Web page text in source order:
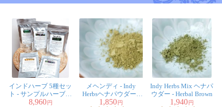
乾いた地肌にかけてゴシゴシ揉み込んで、暫し時間をお
いてから洗う。
洗った後は乾きが早いです。以前はなかなか乾かずドラ
イヤーが嫌いな程だったので、この点は嬉しいです
2人 の人が参考になったと言っています
インドハーブ 5種セッ
ト - サンプルハーブ付
き [アルニ、ブラー
8,960円
メヘンディ - Indy
Herbsヘナパウダー -
Natural
1,850円
Indy Herbs Mix ヘナパ
ウダー - Herbal Brown
1,940円